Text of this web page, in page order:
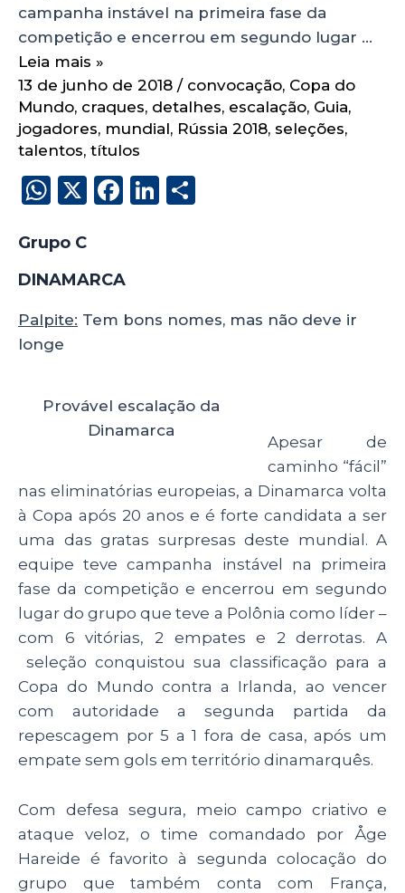
campanha instável na primeira fase da
competição e encerrou em segundo lugar …
Leia mais »
13 de junho de 2018 / convocação, Copa do
Mundo, craques, detalhes, escalação, Guia,
jogadores, mundial, Rússia 2018, seleções,
talentos, títulos
W
a
ts
A
p
p
X
F
e
b
o
Li
n
Grupo C
DINAMARCA
Palpite: Tem bons nomes, mas não deve ir
longe
Provável escalação da
Dinamarca
Apesar de
caminho “fácil”
nas eliminatórias europeias, a Dinamarca volta
à Copa após 20 anos e é forte candidata a ser
uma das gratas surpresas deste mundial. A
equipe teve campanha instável na primeira
fase da competição e encerrou em segundo
lugar do grupo que teve a Polônia como líder –
com 6 vitórias, 2 empates e 2 derrotas. A
seleção conquistou sua classificação para a
Copa do Mundo contra a Irlanda, ao vencer
com autoridade a segunda partida da
repescagem por 5 a 1 fora de casa, após um
empate sem gols em território dinamarquês.
Com defesa segura, meio campo criativo e
ataque veloz, o time comandado por Åge
Hareide é favorito à segunda colocação do
grupo que também conta com França,